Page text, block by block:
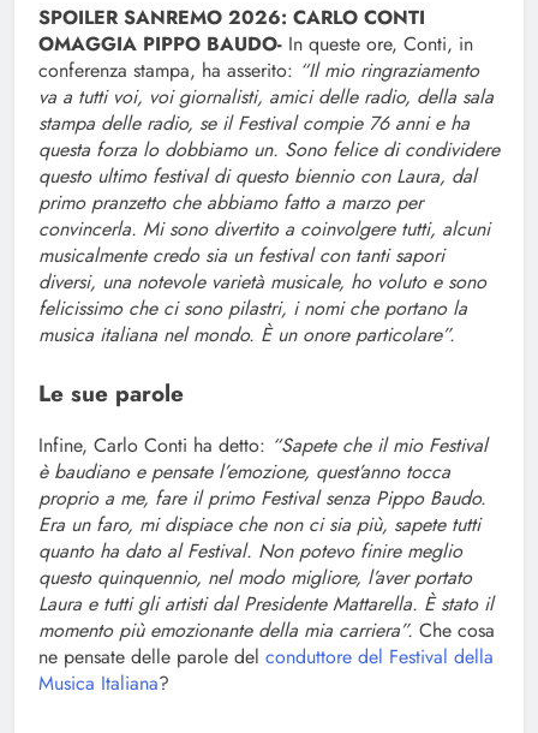
SPOILER SANREMO 2026: CARLO CONTI
OMAGGIA PIPPO BAUDO- In queste ore, Conti, in
conferenza stampa, ha asserito: “Il mio ringraziamento
va a tutti voi, voi giornalisti, amici delle radio, della sala
stampa delle radio, se il Festival compie 76 anni e ha
questa forza lo dobbiamo un. Sono felice di condividere
questo ultimo festival di questo biennio con Laura, dal
primo pranzetto che abbiamo fatto a marzo per
convincerla. Mi sono divertito a coinvolgere tutti, alcuni
musicalmente credo sia un festival con tanti sapori
diversi, una notevole varietà musicale, ho voluto e sono
felicissimo che ci sono pilastri, i nomi che portano la
musica italiana nel mondo. È un onore particolare”.
Le sue parole
Infine, Carlo Conti ha detto: “Sapete che il mio Festival
è baudiano e pensate l’emozione, quest’anno tocca
proprio a me, fare il primo Festival senza Pippo Baudo.
Era un faro, mi dispiace che non ci sia più, sapete tutti
quanto ha dato al Festival. Non potevo finire meglio
questo quinquennio, nel modo migliore, l’aver portato
Laura e tutti gli artisti dal Presidente Mattarella. È stato il
momento più emozionante della mia carriera”. Che cosa
ne pensate delle parole del conduttore del Festival della
Musica Italiana?